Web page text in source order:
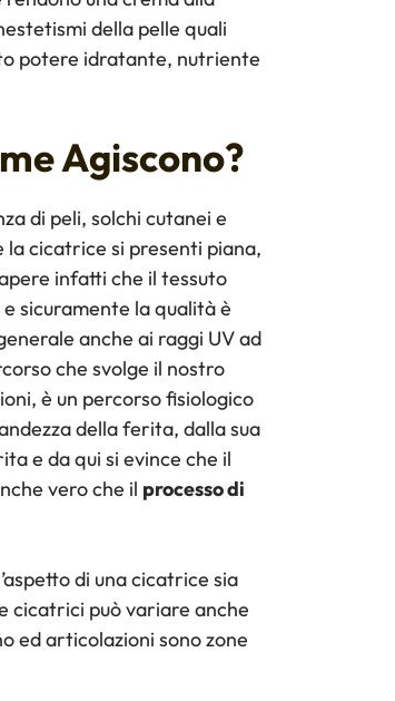
della pelle quali
potere idratante, nutriente
Agiscono?
di peli, solchi cutanei e
cicatrice si presenti piana,
infatti che il tessuto
sicuramente la qualità è
anche ai raggi UV ad
che svolge il nostro
è un percorso fisiologico
della ferita, dalla sua
e da qui si evince che il
vero che il processo di
di una cicatrice sia
cicatrici può variare anche
ed articolazioni sono zone